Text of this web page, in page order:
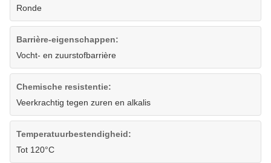
Ronde
Barrière-eigenschappen:
Vocht- en zuurstofbarrière
Chemische resistentie:
Veerkrachtig tegen zuren en alkalis
Temperatuurbestendigheid:
Tot 120°C